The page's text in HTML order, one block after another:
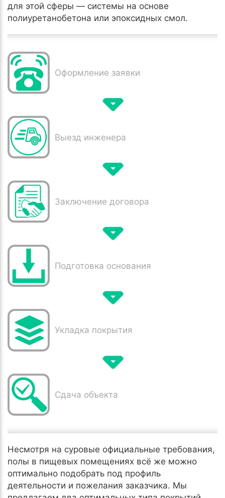
для этой сферы — системы на основе
полиуретанобетона или эпоксидных смол.
Оформление заявки
Выезд инженера
Заключение договора
Подготовка основания
Укладка покрытия
Сдача объекта
Несмотря на суровые официальные требования,
полы в пищевых помещениях всё же можно
оптимально подобрать под профиль
деятельности и пожелания заказчика. Мы